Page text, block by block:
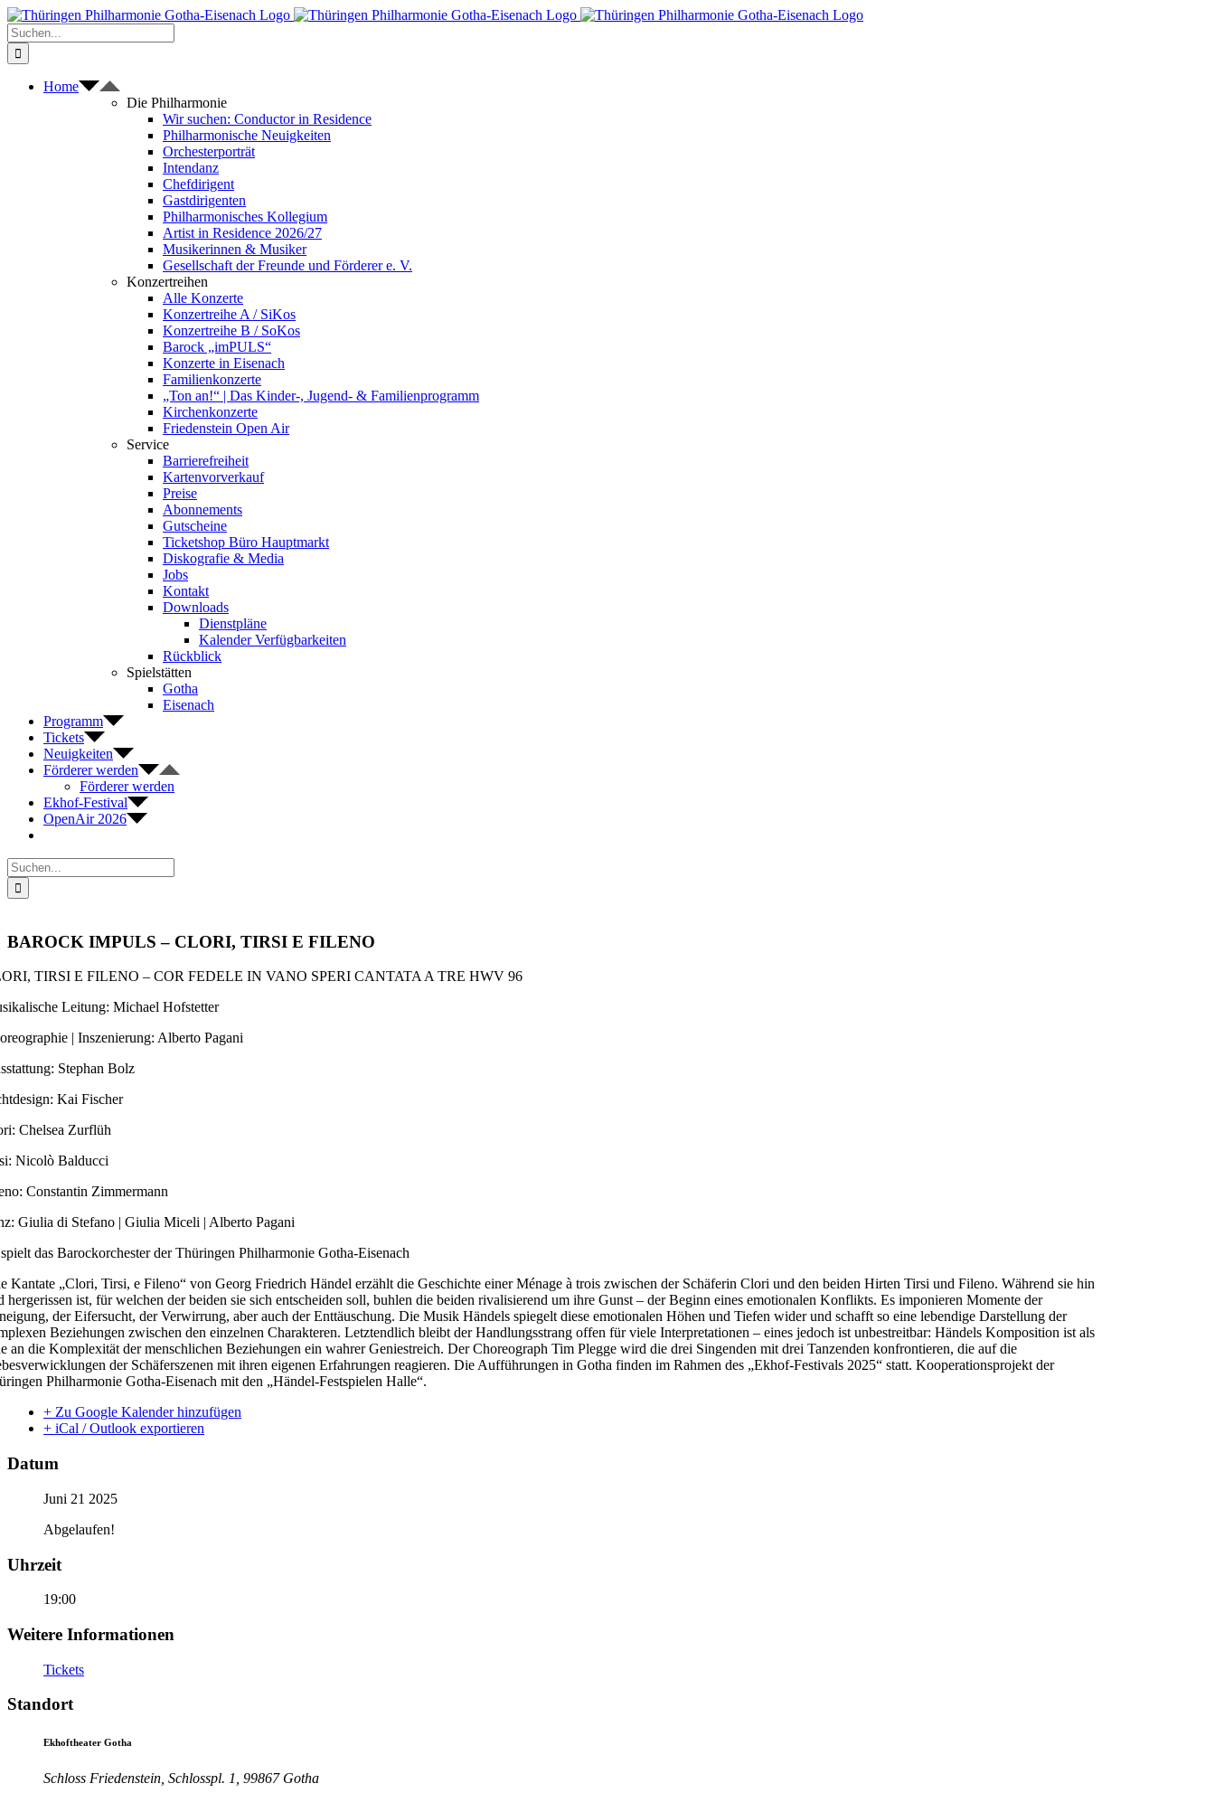
Zum
Inhalt
springen
Suche
nach:
Home
Die Philharmonie
Wir suchen: Conductor in Residence
Philharmonische Neuigkeiten
Orchesterporträt
Intendanz
Chefdirigent
Gastdirigenten
Philharmonisches Kollegium
Artist in Residence 2026/27
Musikerinnen & Musiker
Gesellschaft der Freunde und Förderer e. V.
Konzertreihen
Alle Konzerte
Konzertreihe A / SiKos
Konzertreihe B / SoKos
Barock „imPULS“
Konzerte in Eisenach
Familienkonzerte
„Ton an!“ | Das Kinder-, Jugend- & Familienprogramm
Kirchenkonzerte
Friedenstein Open Air
Service
Barrierefreiheit
Kartenvorverkauf
Preise
Abonnements
Gutscheine
Ticketshop Büro Hauptmarkt
Diskografie & Media
Jobs
Kontakt
Downloads
Dienstpläne
Kalender Verfügbarkeiten
Rückblick
Spielstätten
Gotha
Eisenach
Programm
Tickets
Neuigkeiten
Förderer werden
Förderer werden
Ekhof-Festival
OpenAir 2026
Suche
nach:
BAROCK IMPULS – CLORI, TIRSI E FILENO
TIRSI E FILENO – COR FEDELE IN VANO SPERI CANTATA A TRE HWV 96
Leitung: Michael Hofstetter
| Inszenierung: Alberto Pagani
Stephan Bolz
Kai Fischer
Chelsea Zurflüh
Nicolò Balducci
Constantin Zimmermann
Giulia di Stefano | Giulia Miceli | Alberto Pagani
das Barockorchester der Thüringen Philharmonie Gotha-Eisenach
Kantate „Clori, Tirsi, e Fileno“ von Georg Friedrich Händel erzählt die Geschichte einer Ménage à trois zwischen der Schäferin Clori und den beiden Hirten Tirsi und Fileno. Während sie hin
hergerissen ist, für welchen der beiden sie sich entscheiden soll, buhlen die beiden rivalisierend um ihre Gunst – der Beginn eines emotionalen Konflikts. Es imponieren Momente der
der Eifersucht, der Verwirrung, aber auch der Enttäuschung. Die Musik Händels spiegelt diese emotionalen Höhen und Tiefen wider und schafft so eine lebendige Darstellung der
Beziehungen zwischen den einzelnen Charakteren. Letztendlich bleibt der Handlungsstrang offen für viele Interpretationen – eines jedoch ist unbestreitbar: Händels Komposition ist als
an die Komplexität der menschlichen Beziehungen ein wahrer Geniestreich. Der Choreograph Tim Plegge wird die drei Singenden mit drei Tanzenden konfrontieren, die auf die
der Schäferszenen mit ihren eigenen Erfahrungen reagieren. Die Aufführungen in Gotha finden im Rahmen des „Ekhof-Festivals 2025“ statt. Kooperationsprojekt der
Philharmonie Gotha-Eisenach mit den „Händel-Festspielen Halle“.
+ Zu Google Kalender hinzufügen
+ iCal / Outlook exportieren
Datum
Juni 21 2025
Abgelaufen!
Uhrzeit
19:00
Weitere Informationen
Tickets
Standort
Ekhoftheater Gotha
Schloss Friedenstein, Schlosspl. 1, 99867 Gotha